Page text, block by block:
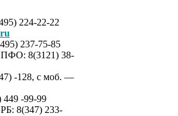
224-22-22
237-75-85
8(3121) 38-
-128, с моб. —
-99-99
8(347) 233-